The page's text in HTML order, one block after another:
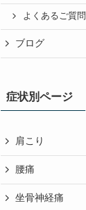
よくあるご質問
ブログ
症状別ページ
肩こり
腰痛
坐骨神経痛